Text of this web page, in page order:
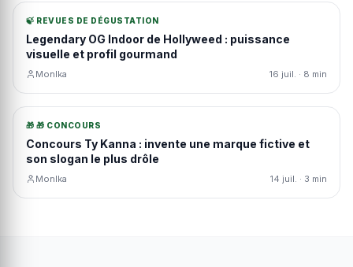
🍃 REVUES DE DÉGUSTATION
Legendary OG Indoor de Hollyweed : puissance
visuelle et profil gourmand
MonIka 16 juil. · 8 min
🎁 🎁 CONCOURS
Concours Ty Kanna : invente une marque fictive et
son slogan le plus drôle
MonIka 14 juil. · 3 min